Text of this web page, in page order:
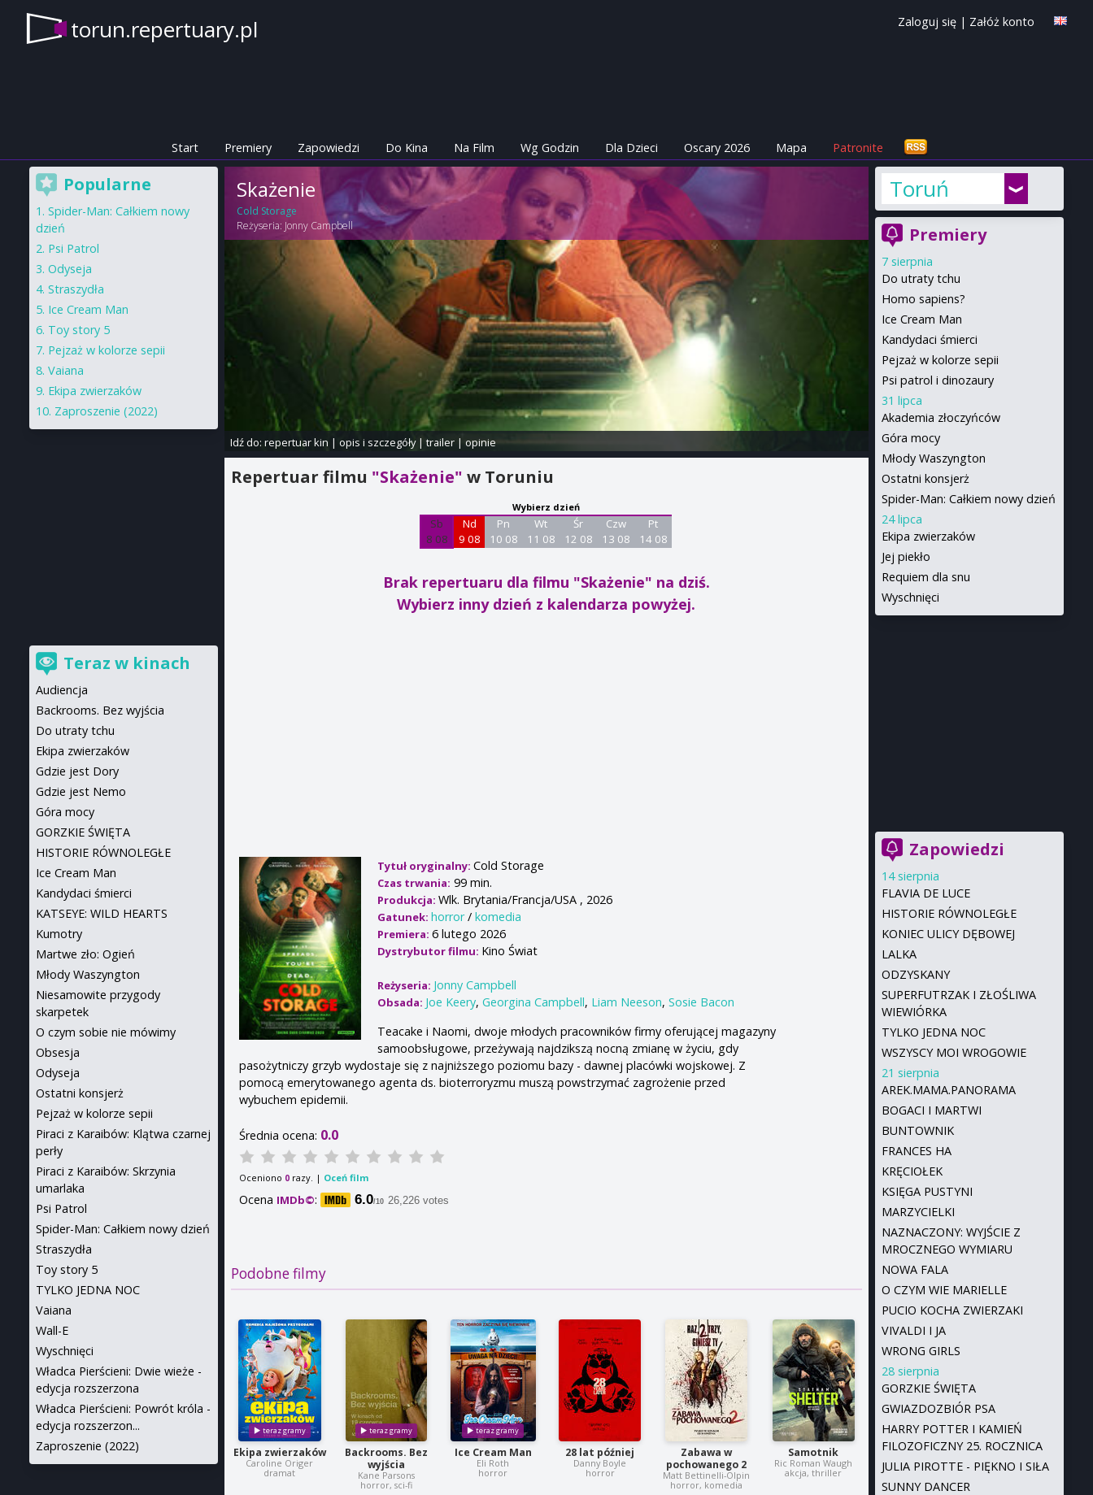
torun.repertuary.pl Zaloguj się | Załóż konto
Start Premiery Zapowiedzi Do Kina Na Film Wg Godzin Dla Dzieci Oscary 2026 Mapa Patronite
Skażenie
Cold Storage
Reżyseria: Jonny Campbell
Idź do: repertuar kin | opis i szczegóły|trailer| opinie
Repertuar filmu "Skażenie"w Toruniu
Wybierz dzień
Sb
8 08
Nd
9 08
Pn
10 08
Wt
11 08
Śr
12 08
Czw
13 08
Pt
14 08
Brak repertuaru dla filmu "Skażenie" na dziś.
Wybierz inny dzień z kalendarza powyżej.
Tytuł oryginalny:Cold Storage
Czas trwania: 99 min.
Produkcja:Wlk. Brytania/Francja/USA , 2026
Gatunek:horror/komedia
Premiera:6 lutego 2026
Dystrybutor filmu: Kino Świat
Reżyseria: Jonny Campbell
Obsada: Joe Keery,Georgina Campbell, Liam Neeson,Sosie Bacon
Teacake i Naomi, dwoje młodych pracowników firmy oferującej magazyny
samoobsługowe, przeżywają najdzikszą nocną zmianę w życiu, gdy
pasożytniczy grzyb wydostaje się z najniższego poziomu bazy - dawnej placówki wojskowej. Z
pomocą emerytowanego agenta ds. bioterroryzmu muszą powstrzymać zagrożenie przed
wybuchem epidemii.
Średnia ocena: 0.0
Oceniono 0 razy. | Oceń film
Ocena IMDb©: 6.0/10 26,226 votes
Podobne filmy
Ekipa zwierzaków
Caroline Origer
dramat
Backrooms. Bez
wyjścia
Kane Parsons
horror, sci-fi
Ice Cream Man
Eli Roth
horror
28 lat później
Danny Boyle
horror
Zabawa w
pochowanego 2
Matt Bettinelli-Olpin
horror, komedia
Samotnik
Ric Roman Waugh
akcja, thriller
Toruń
Premiery
7 sierpnia
Do utraty tchu
Homo sapiens?
Ice Cream Man
Kandydaci śmierci
Pejzaż w kolorze sepii
Psi patrol i dinozaury
31 lipca
Akademia złoczyńców
Góra mocy
Młody Waszyngton
Ostatni konsjerż
Spider-Man: Całkiem nowy dzień
24 lipca
Ekipa zwierzaków
Jej piekło
Requiem dla snu
Wyschnięci
Zapowiedzi
14 sierpnia
FLAVIA DE LUCE
HISTORIE RÓWNOLEGŁE
KONIEC ULICY DĘBOWEJ
LALKA
ODZYSKANY
SUPERFUTRZAK I ZŁOŚLIWA
WIEWIÓRKA
TYLKO JEDNA NOC
WSZYSCY MOI WROGOWIE
21 sierpnia
AREK.MAMA.PANORAMA
BOGACI I MARTWI
BUNTOWNIK
FRANCES HA
KRĘCIOŁEK
KSIĘGA PUSTYNI
MARZYCIELKI
NAZNACZONY: WYJŚCIE Z
MROCZNEGO WYMIARU
NOWA FALA
O CZYM WIE MARIELLE
PUCIO KOCHA ZWIERZAKI
VIVALDI I JA
WRONG GIRLS
28 sierpnia
GORZKIE ŚWIĘTA
GWIAZDOZBIÓR PSA
HARRY POTTER I KAMIEŃ
FILOZOFICZNY 25. ROCZNICA
JULIA PIROTTE - PIĘKNO I SIŁA
SUNNY DANCER
Popularne
Spider-Man: Całkiem nowy
dzień
Psi Patrol
Odyseja
Straszydła
Ice Cream Man
Toy story 5
Pejzaż w kolorze sepii
Vaiana
Ekipa zwierzaków
Zaproszenie (2022)
Teraz w kinach
Audiencja
Backrooms. Bez wyjścia
Do utraty tchu
Ekipa zwierzaków
Gdzie jest Dory
Gdzie jest Nemo
Góra mocy
GORZKIE ŚWIĘTA
HISTORIE RÓWNOLEGŁE
Ice Cream Man
Kandydaci śmierci
KATSEYE: WILD HEARTS
Kumotry
Martwe zło: Ogień
Młody Waszyngton
Niesamowite przygody
skarpetek
O czym sobie nie mówimy
Obsesja
Odyseja
Ostatni konsjerż
Pejzaż w kolorze sepii
Piraci z Karaibów: Klątwa czarnej
perły
Piraci z Karaibów: Skrzynia
umarlaka
Psi Patrol
Spider-Man: Całkiem nowy dzień
Straszydła
Toy story 5
TYLKO JEDNA NOC
Vaiana
Wall-E
Wyschnięci
Władca Pierścieni: Dwie wieże -
edycja rozszerzona
Władca Pierścieni: Powrót króla -
edycja rozszerzon...
Zaproszenie (2022)